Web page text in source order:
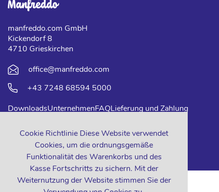
Cookie Richtlinie Diese Website verwendet
Cookies, um die ordnungsgemäße
Funktionalität des Warenkorbs und des
Kasse Fortschritts zu sichern. Mit der
Weiternutzung der Website stimmen Sie der
manfreddo.com GmbH
Kickendorf 8
4710 Grieskirchen
office@manfreddo.com
+43 7248 68594 5000
DownloadsUnternehmenFAQLieferung und Zahlung